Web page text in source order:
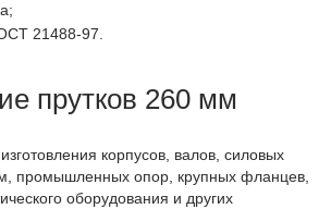
21488-97.
прутков 260 мм
корпусов, валов, силовых
промышленных опор, крупных фланцев,
оборудования и других